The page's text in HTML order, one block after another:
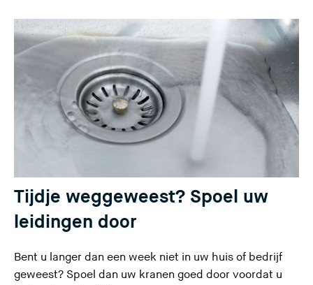
Tijdje weggeweest? Spoel uw
leidingen door
Bent u langer dan een week niet in uw huis of bedrijf
geweest? Spoel dan uw kranen goed door voordat u